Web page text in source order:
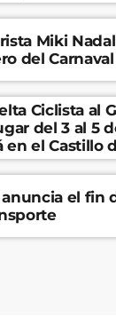
Miki
del
Ciclista al
del 3 al 5
en el Castillo
el fin